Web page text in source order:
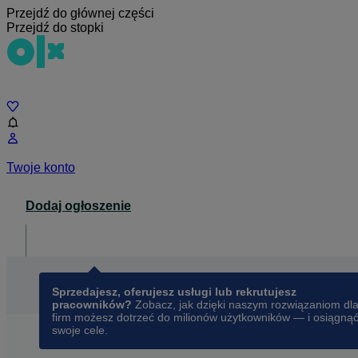
Przejdź do głównej części
Przejdź do stopki
Twoje konto
Dodaj ogłoszenie
Sprzedajesz, oferujesz usługi lub rekrutujesz
pracowników? Zobacz, jak dzięki naszym rozwiązaniom dla
firm możesz dotrzeć do milionów użytkowników — i osiągnąć
swoje cele.